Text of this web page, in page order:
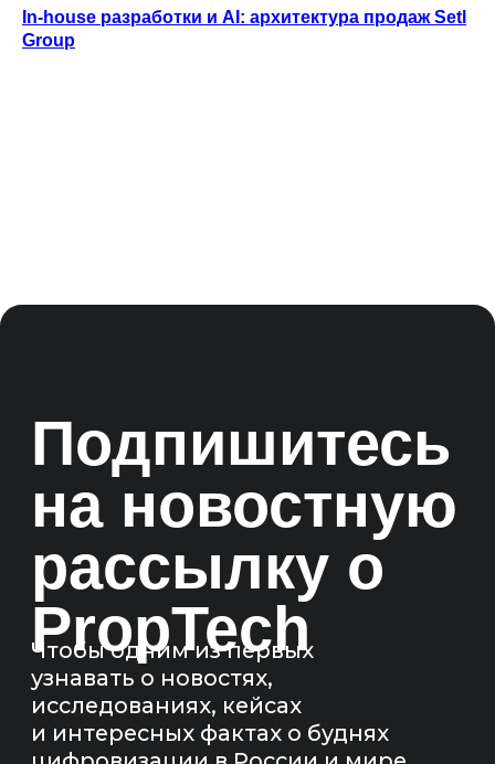
In-house разработки и AI: архитектура продаж Setl
Group
Согласие на осуществление рекламной
рассылки
Оферта